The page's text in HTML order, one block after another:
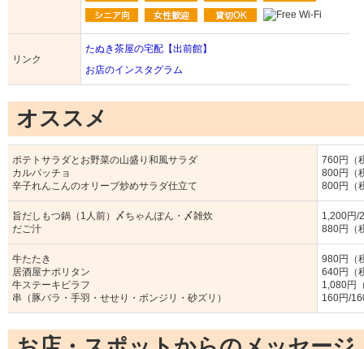
リンク
たぬき茶屋の宅配【出前館】
お店のインスタグラム
オススメ
ポテトサラダとお野菜の山盛り和風サラダ
カルパッチョ
辛子れんこんのオリーブ炒めサラダ仕立て
760円（
800円（
800円（
旨だしもつ鍋（1人前）〆ちゃんぽん・〆雑炊
だご汁
1,200円/
880円（
牛たたき
居酒屋ナポリタン
牛ステーキピラフ
串（豚バラ・手羽・せせり・ボンジリ・砂ズリ）
980円（
640円（
1,080円
160円/